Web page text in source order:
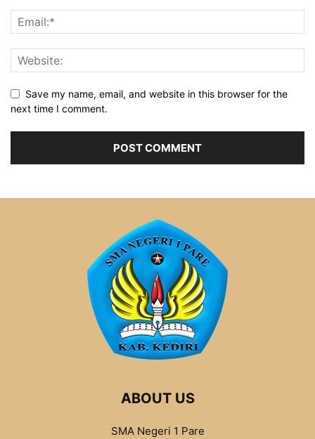
Save my name, email, and website in this browser for the
next time I comment.
ABOUT US
SMA Negeri 1 Pare